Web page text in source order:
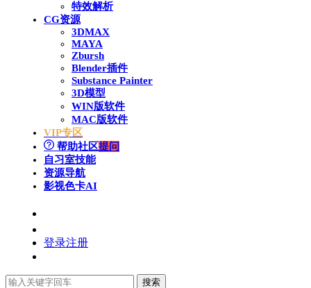
特效解析
CG资源
3DMAX
MAYA
Zbursh
Blender插件
Substance Painter
3D模型
WIN版软件
MAC版软件
VIP专区
帮助社区提问
自习室技能
资源导航
影视色卡AI
登录注册
搜索